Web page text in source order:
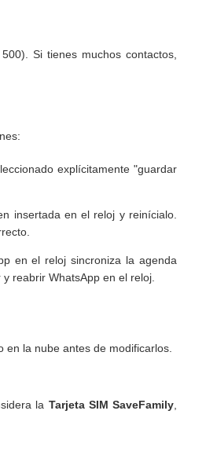
Si tienes muchos contactos,
explícitamente "guardar
insertada en el reloj y reinícialo.
en el reloj sincroniza la agenda
reabrir WhatsApp en el reloj.
en la nube antes de modificarlos.
la Tarjeta SIM SaveFamily,